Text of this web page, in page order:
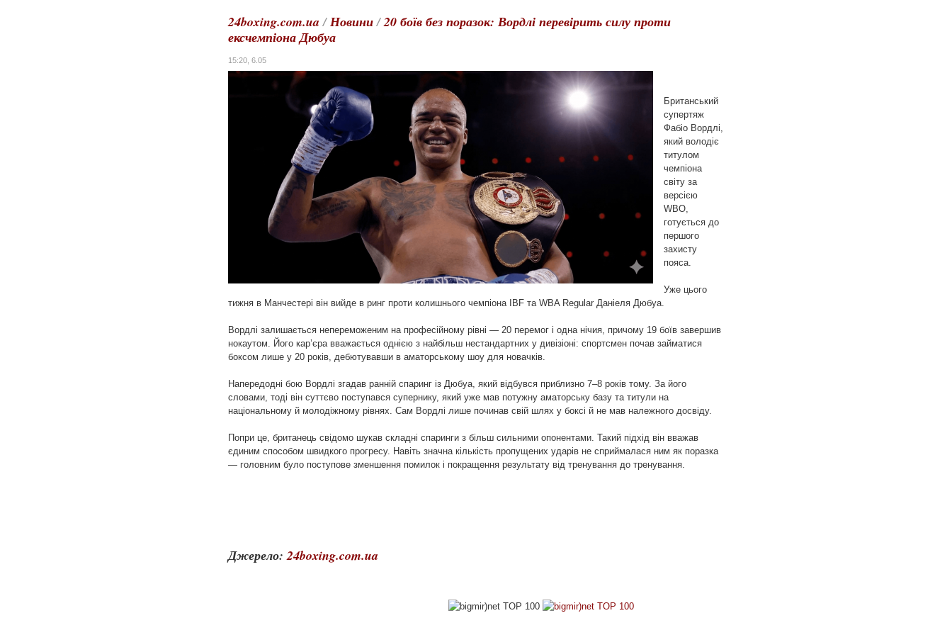
24boxing.com.ua /Новини/20 боїв без поразок: Вордлі перевірить силу проти
ексчемпіона Дюбуа
15:20, 6.05
Британський
супертяж
Фабіо Вордлі,
який володіє
титулом
чемпіона
світу за
версією
WBO,
готується до
першого
захисту
пояса.
Уже цього
тижня в Манчестері він вийде в ринг проти колишнього чемпіона IBF та WBA Regular Даніеля Дюбуа.
Вордлі залишається непереможеним на професійному рівні — 20 перемог і одна нічия, причому 19 боїв завершив
нокаутом. Його кар’єра вважається однією з найбільш нестандартних у дивізіоні: спортсмен почав займатися
боксом лише у 20 років, дебютувавши в аматорському шоу для новачків.
Напередодні бою Вордлі згадав ранній спаринг із Дюбуа, який відбувся приблизно 7–8 років тому. За його
словами, тоді він суттєво поступався супернику, який уже мав потужну аматорську базу та титули на
національному й молодіжному рівнях. Сам Вордлі лише починав свій шлях у боксі й не мав належного досвіду.
Попри це, британець свідомо шукав складні спаринги з більш сильними опонентами. Такий підхід він вважав
єдиним способом швидкого прогресу. Навіть значна кількість пропущених ударів не сприймалася ним як поразка
— головним було поступове зменшення помилок і покращення результату від тренування до тренування.
Джерело:24boxing.com.ua